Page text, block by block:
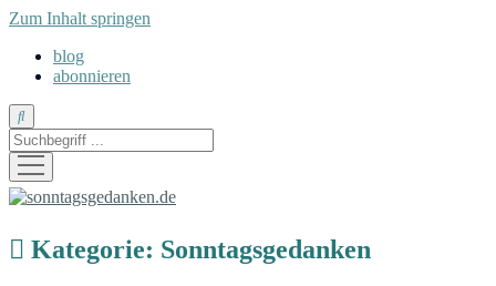
Zum Inhalt springen
blog
abonnieren
Suche
Menü
öffnen
sonntagsgedanken.de
Kategorie: Sonntagsgedanken